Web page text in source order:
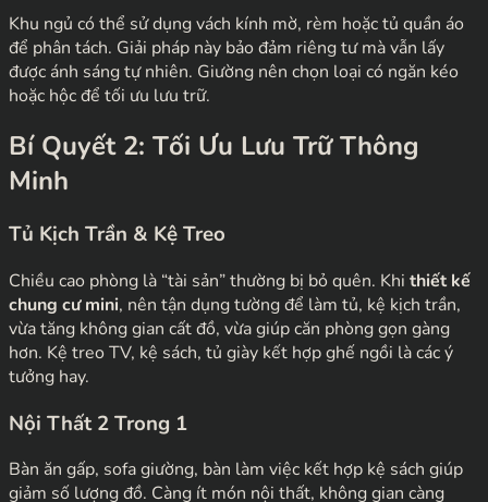
Khu ngủ có thể sử dụng vách kính mờ, rèm hoặc tủ quần áo
để phân tách. Giải pháp này bảo đảm riêng tư mà vẫn lấy
được ánh sáng tự nhiên. Giường nên chọn loại có ngăn kéo
hoặc hộc để tối ưu lưu trữ.
Bí Quyết 2: Tối Ưu Lưu Trữ Thông
Minh
Tủ Kịch Trần & Kệ Treo
Chiều cao phòng là “tài sản” thường bị bỏ quên. Khi thiết kế
chung cư mini, nên tận dụng tường để làm tủ, kệ kịch trần,
vừa tăng không gian cất đồ, vừa giúp căn phòng gọn gàng
hơn. Kệ treo TV, kệ sách, tủ giày kết hợp ghế ngồi là các ý
tưởng hay.
Nội Thất 2 Trong 1
Bàn ăn gấp, sofa giường, bàn làm việc kết hợp kệ sách giúp
giảm số lượng đồ. Càng ít món nội thất, không gian càng